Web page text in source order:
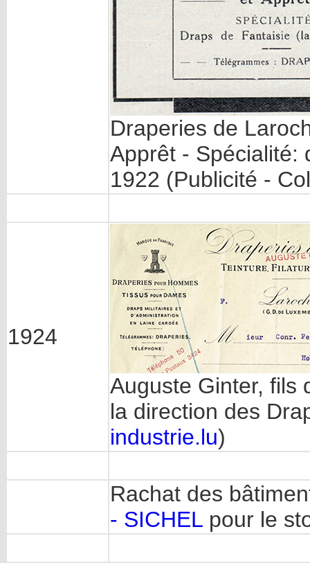
Draperies de
Apprêt - Spécialité:
1922 (Publicité -
1924
Auguste Ginter, fils
la direction des
industrie.lu)
Rachat des
- SICHEL pour le